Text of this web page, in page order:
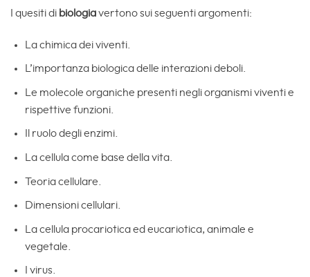
I quesiti di biologiavertono sui seguenti argomenti:
La chimica dei viventi.
L’importanza biologica delle interazioni deboli.
Le molecole organiche presenti negli organismi viventi e
rispettive funzioni.
Il ruolo degli enzimi.
La cellula come base della vita.
Teoria cellulare.
Dimensioni cellulari.
La cellula procariotica ed eucariotica, animale e
vegetale.
I virus.